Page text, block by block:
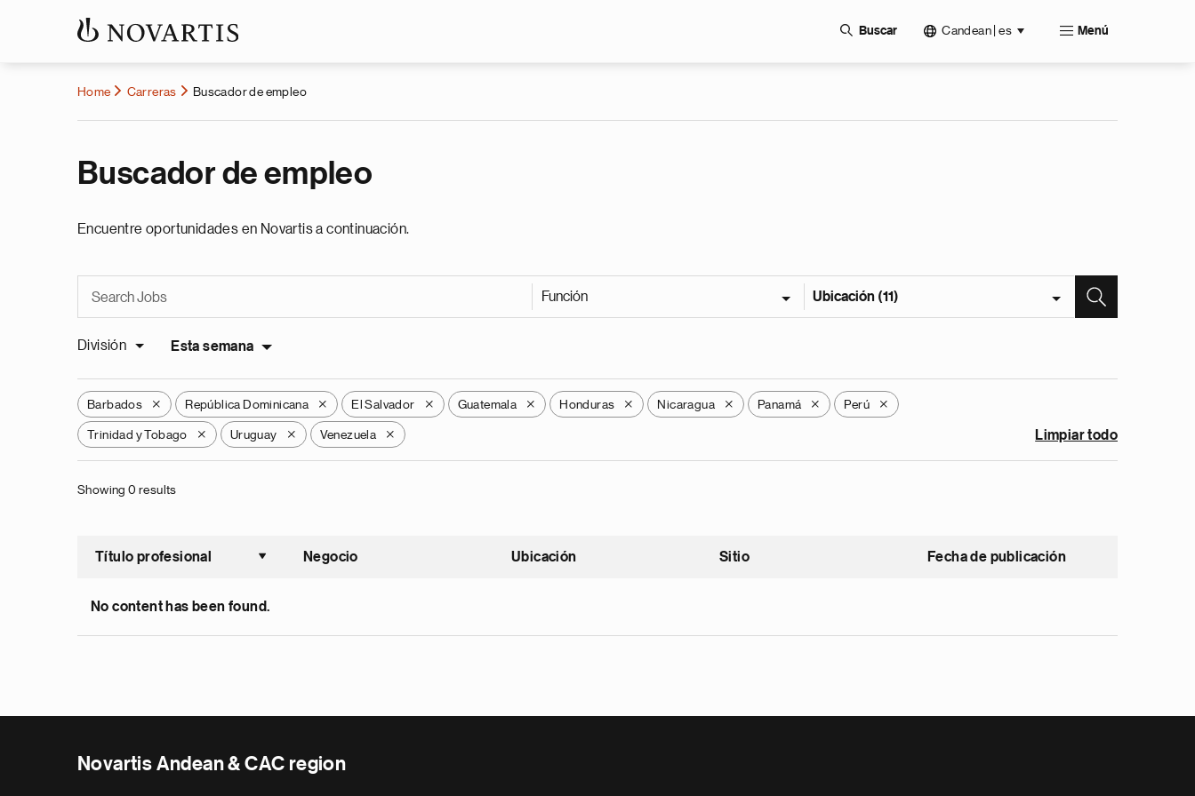
Buscar Candean | es Menú
Home Carreras Buscador de empleo
Buscador de empleo
Encuentre oportunidades en Novartis a continuación.
Función Ubicación (11)
División Esta semana
Barbados X República Dominicana X El Salvador X Guatemala X Honduras X Nicaragua X Panamá X Perú X
Trinidad y Tobago X Uruguay X Venezuela X Limpiar todo
Showing 0 results
Título profesional
Ordenar ascendente
Negocio Ubicación Sitio Fecha de publicación
No content has been found.
Novartis Andean & CAC region